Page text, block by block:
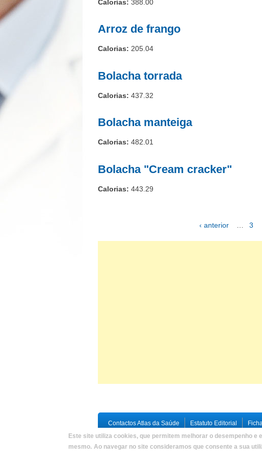
Calorias: 388.00
Arroz de frango
Calorias: 205.04
Bolacha torrada
Calorias: 437.32
Bolacha manteiga
Calorias: 482.01
Bolacha "Cream cracker"
Calorias: 443.29
‹ anterior 3
Contactos Atlas da Saúde Estatuto Editorial
Copyright © 2026, Atlas da Saúde | Developed by
Este site utiliza cookies, que permitem melhorar o desempenho e
mesmo. Ao navegar no site consideramos que consente a sua